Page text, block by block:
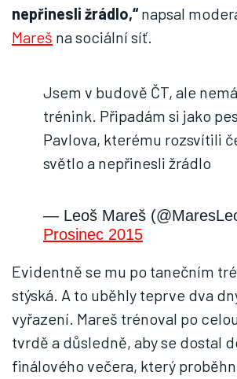
nepřinesli žrádlo,“napsal
Mareš na sociální síť.
Jsem v budově ČT, ale
trénink. Připadám si jako
Pavlova, kterému rozsvítili
světlo a nepřinesli žrádlo
— Leoš Mareš
Prosinec 2015
Evidentně se mu po tanečním
stýská. A to uběhly teprve dva
vyřazení. Mareš trénoval po
tvrdě a důsledně, aby se dostal
finálového večera, který